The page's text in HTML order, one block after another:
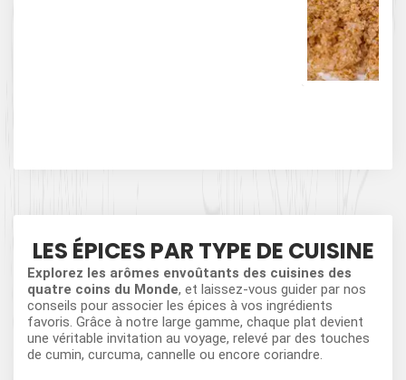
LES ÉPICES PAR TYPE DE CUISINE
Explorez les arômes envoûtants des cuisines des
quatre coins du Monde, et laissez-vous guider par nos
conseils pour associer les épices à vos ingrédients
favoris. Grâce à notre large gamme, chaque plat devient
une véritable invitation au voyage, relevé par des touches
de cumin, curcuma, cannelle ou encore coriandre.